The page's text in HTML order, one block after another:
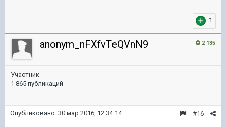
1
2 135
anonym_nFXfvTeQVnN9
Участник
1 865 публикаций
#16
Опубликовано: 30 мар 2016, 12:34:14